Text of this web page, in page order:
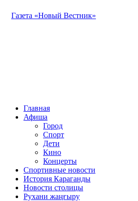
Газета «Новый Вестник»
Главная
Афиша
Город
Спорт
Дети
Кино
Концерты
Спортивные новости
История Караганды
Новости столицы
Рухани жаңғыру